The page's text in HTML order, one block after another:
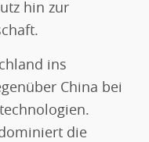
hin zur
ins
China bei
die